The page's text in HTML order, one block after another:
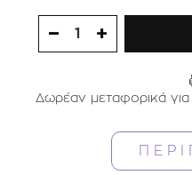
1
Δωρέαν μεταφορικά